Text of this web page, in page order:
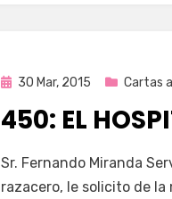
Publicada
30 Mar, 2015 Cartas
450: EL
porEnrique
Sr. Fernando Miranda
razacero, le solicito de